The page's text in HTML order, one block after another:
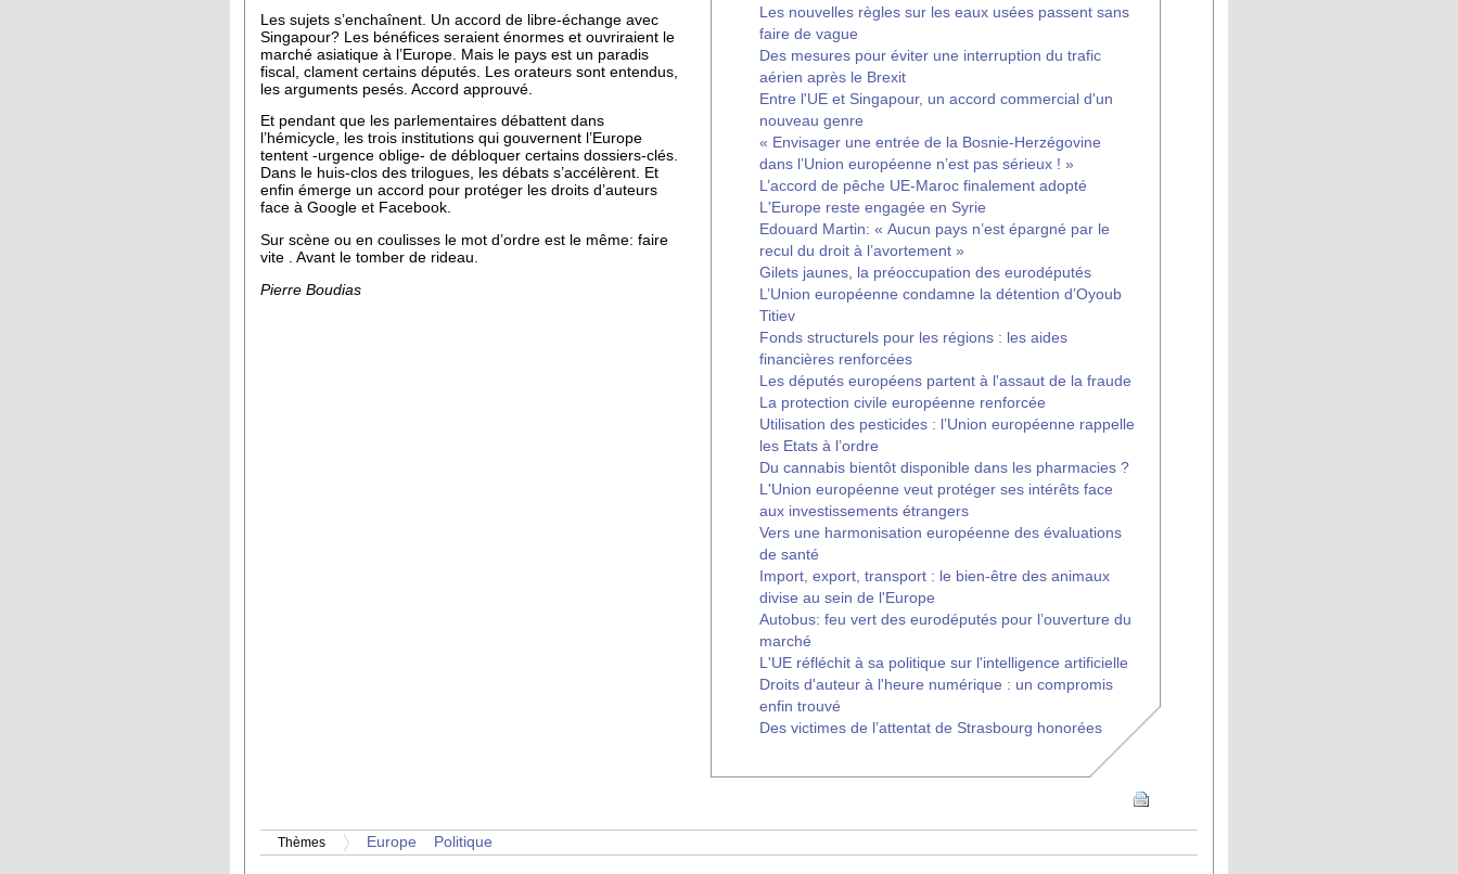
Les sujets s’enchaînent. Un accord de libre-échange avec
Singapour? Les bénéfices seraient énormes et ouvriraient le
marché asiatique à l’Europe. Mais le pays est un paradis
fiscal, clament certains députés. Les orateurs sont entendus,
les arguments pesés. Accord approuvé.
Et pendant que les parlementaires débattent dans
l’hémicycle, les trois institutions qui gouvernent l’Europe
tentent -urgence oblige- de débloquer certains dossiers-clés.
Dans le huis-clos des trilogues, les débats s’accélèrent. Et
enfin émerge un accord pour protéger les droits d’auteurs
face à Google et Facebook.
Sur scène ou en coulisses le mot d’ordre est le même: faire
vite . Avant le tomber de rideau.
Pierre Boudias
Les nouvelles règles sur les eaux usées passent sans
faire de vague
Des mesures pour éviter une interruption du trafic
aérien après le Brexit
Entre l'UE et Singapour, un accord commercial d'un
nouveau genre
« Envisager une entrée de la Bosnie-Herzégovine
dans l’Union européenne n’est pas sérieux ! »
L’accord de pêche UE-Maroc finalement adopté
L'Europe reste engagée en Syrie
Edouard Martin: « Aucun pays n’est épargné par le
recul du droit à l’avortement »
Gilets jaunes, la préoccupation des eurodéputés
L’Union européenne condamne la détention d’Oyoub
Titiev
Fonds structurels pour les régions : les aides
financières renforcées
Les députés européens partent à l'assaut de la fraude
La protection civile européenne renforcée
Utilisation des pesticides : l’Union européenne rappelle
les Etats à l’ordre
Du cannabis bientôt disponible dans les pharmacies ?
L'Union européenne veut protéger ses intérêts face
aux investissements étrangers
Vers une harmonisation européenne des évaluations
de santé
Import, export, transport : le bien-être des animaux
divise au sein de l'Europe
Autobus: feu vert des eurodéputés pour l’ouverture du
marché
L'UE réfléchit à sa politique sur l'intelligence artificielle
Droits d'auteur à l'heure numérique : un compromis
enfin trouvé
Des victimes de l’attentat de Strasbourg honorées
Thèmes Europe Politique